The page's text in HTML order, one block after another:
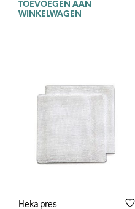
TOEVOEGEN AAN
WINKELWAGEN
Heka pres